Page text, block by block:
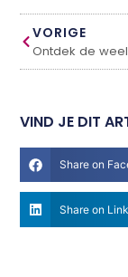
VORIGE
VIND JE DIT
Share on
Share on